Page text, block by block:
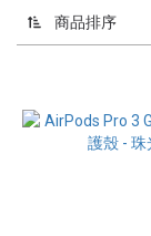
商品排序